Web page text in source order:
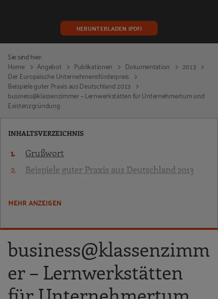
HERUNTERLADEN (PDF)
Sie sind hier:
Home
Angebot Publikationen Dokumentation
2013
Der Europäische Unternehmensförderpreis
Beispiele guter Praxis aus Deutschland 2013
business@klassenzimmer – Lernwerkstätten für Unternehmertum und
Existenzgründung
INHALTSVERZEICHNIS
Grußwort
Beispiele guter Praxis aus Deutschland 2013
Lernwerkstätten für Unternehmertum
designwerkstatt coburg
InterKulturManagement.
Kulturmanagement in sächsischen und
niederschlesischen Schulen
MEHR ANZEIGEN
business@klassenzimm
er – Lernwerkstätten